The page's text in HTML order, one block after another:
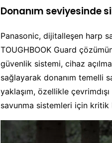
Donanım seviyesinde
Panasonic, dijitalleşen harp
TOUGHBOOK Guard
güvenlik sistemi, cihaz
sağlayarak donanım temelli
yaklaşım, özellikle
savunma sistemleri için kritik